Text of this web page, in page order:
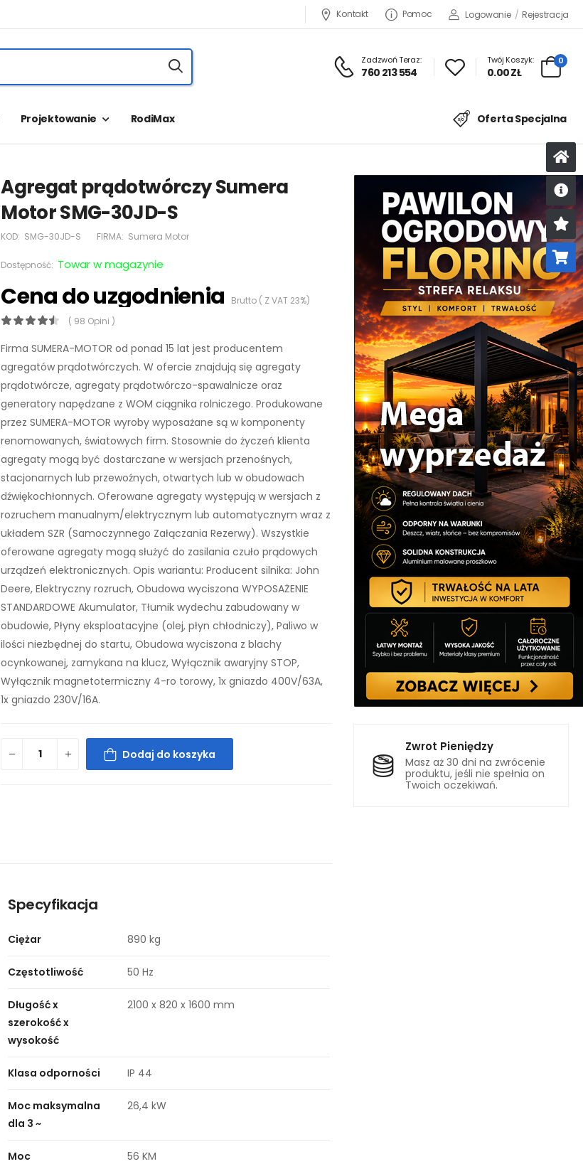
Kontakt Pomoc Logowanie / Rejestracja
Zadzwoń Teraz:
760 213 554
Twój Koszyk:
0.00 ZŁ
0
Projektowanie RodiMax Oferta Specjalna
Zwrot Pieniędzy
Masz aż 30 dni na zwrócenie
produktu, jeśli nie spełnia on
Twoich oczekiwań.
Agregat prądotwórczy Sumera
Motor SMG-30JD-S
KOD: SMG-30JD-S FIRMA: Sumera Motor
Dostępność: Towar w magazynie
Cena do uzgodnienia Brutto ( Z VAT 23%)
( 98 Opini )
Firma SUMERA-MOTOR od ponad 15 lat jest producentem
agregatów prądotwórczych. W ofercie znajdują się agregaty
prądotwórcze, agregaty prądotwórczo-spawalnicze oraz
generatory napędzane z WOM ciągnika rolniczego. Produkowane
przez SUMERA-MOTOR wyroby wyposażane są w komponenty
renomowanych, światowych firm. Stosownie do życzeń klienta
agregaty mogą być dostarczane w wersjach przenośnych,
stacjonarnych lub przewoźnych, otwartych lub w obudowach
dźwiękochłonnych. Oferowane agregaty występują w wersjach z
rozruchem manualnym/elektrycznym lub automatycznym wraz z
układem SZR (Samoczynnego Załączania Rezerwy). Wszystkie
oferowane agregaty mogą służyć do zasilania czuło prądowych
urządzeń elektronicznych. Opis wariantu: Producent silnika: John
Deere, Elektryczny rozruch, Obudowa wyciszona WYPOSAŻENIE
STANDARDOWE Akumulator, Tłumik wydechu zabudowany w
obudowie, Płyny eksploatacyjne (olej, płyn chłodniczy), Paliwo w
ilości niezbędnej do startu, Obudowa wyciszona z blachy
ocynkowanej, zamykana na klucz, Wyłącznik awaryjny STOP,
Wyłącznik magnetotermiczny 4-ro torowy, 1x gniazdo 400V/63A,
1x gniazdo 230V/16A.
Dodaj do koszyka
Specyfikacja
Ciężar 890 kg
Częstotliwość 50 Hz
Długość x
szerokość x
wysokość
2100 x 820 x 1600 mm
Klasa odporności IP 44
Moc maksymalna
dla 3 ~
26,4 kW
Moc 56 KM